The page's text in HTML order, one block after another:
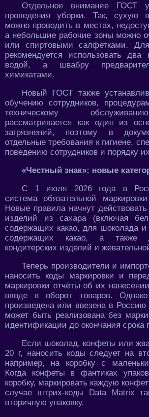
Отдельное внимание ГОСТ
проведения уборки. Так, сухую
можно проводить в местах,
а небольшие рабочие зоны можно
или спиртовыми салфетками.
рекомендуется использовать
водой, а швабру
химикатами.
Новый ГОСТ также
обучению сотрудников,
техническому
рассматривается как один из
загрязнений, поэтому в
отдельные требования к гигиене,
поведению сотрудников и порядку
«Честный знак»: новые
С 1 июля 2026 года в
система обязательной
Новые правила начнут
изделий из сахара (включая
содержащих какао, для шоколада и
содержащих какао, а также
кондитерских изделий и
Теперь производители и
наносить коды маркировки и
маркировки отчёты об их
вводе в оборот товаров.
произведена или ввезена в
может быть реализована без
идентификации до окончания срока
Если шоколад, конфеты или
20 г, наносить коды следует на
например, на коробку с
Когда конфеты в фантиках
коробку, маркировать каждую
случае штрих-коды Data Matrix
вторичную упаковку.